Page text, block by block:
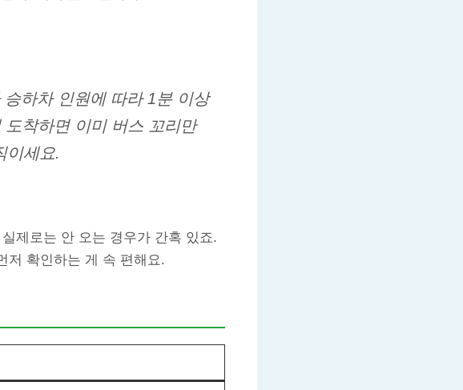
하차 인원에 따라 1분 이상
착하면 이미 버스 꼬리만
이세요.
제로는 안 오는 경우가 간혹 있죠.
저 확인하는 게 속 편해요.